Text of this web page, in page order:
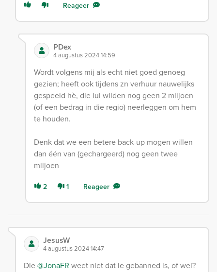
Reageer
PDex
4 augustus 2024 14:59
Wordt volgens mij als echt niet goed genoeg
gezien; heeft ook tijdens zn verhuur nauwelijks
gespeeld hè, die lui wilden nog geen 2 miljoen
(of een bedrag in die regio) neerleggen om hem
te houden.
Denk dat we een betere back-up mogen willen
dan één van (gechargeerd) nog geen twee
miljoen
2 1 Reageer
JesusW
4 augustus 2024 14:47
Die@JonaFR weet niet dat ie gebanned is, of wel?